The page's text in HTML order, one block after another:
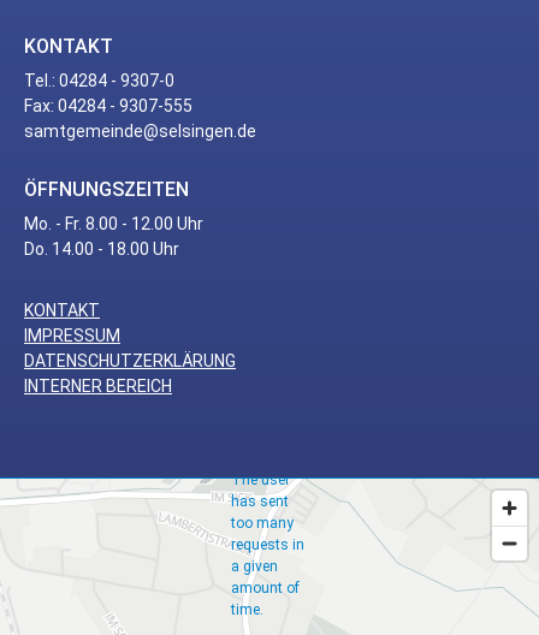
KONTAKT
Tel.: 04284 - 9307-0
Fax: 04284 - 9307-555
samtgemeinde@selsingen.de
ÖFFNUNGSZEITEN
Mo. - Fr. 8.00 - 12.00 Uhr
Do. 14.00 - 18.00 Uhr
KONTAKT
IMPRESSUM
DATENSCHUTZERKLÄRUNG
INTERNER BEREICH
Many
The user
has sent
too many
requests in
a given
amount of
time.